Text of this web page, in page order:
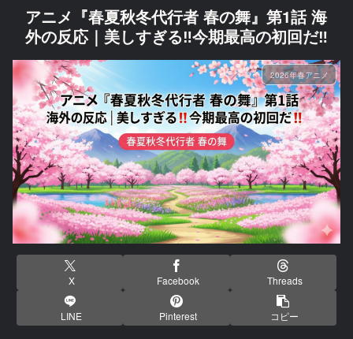
アニメ『春夏秋冬代行者 春の舞』第1話 海
外の反応｜美しすぎる‼今期最高の初回だ‼
2026年春アニメ
X Facebook Threads
LINE Pinterest コピー